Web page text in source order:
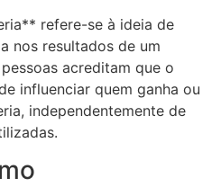
refere-se à ideia de
nos resultados de um
acreditam que o
influenciar quem ganha ou
independentemente de